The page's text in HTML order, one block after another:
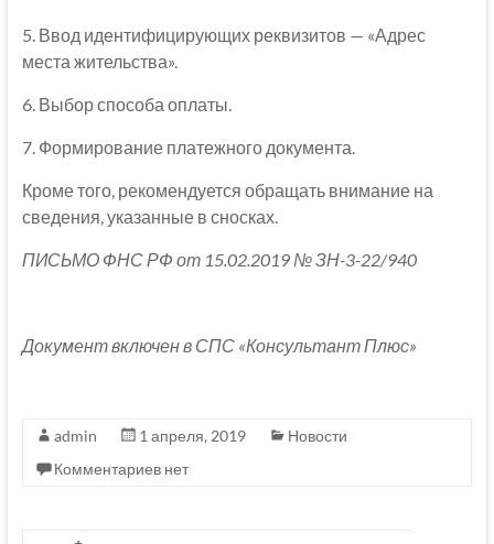
5. Ввод идентифицирующих реквизитов — «Адрес
места жительства».
6. Выбор способа оплаты.
7. Формирование платежного документа.
Кроме того, рекомендуется обращать внимание на
сведения, указанные в сносках.
ПИСЬМО ФНС РФ от 15.02.2019 № ЗН-3-22/940
Документ включен в СПС «Консультант Плюс»
admin 1 апреля, 2019
Новости
Комментариев нет